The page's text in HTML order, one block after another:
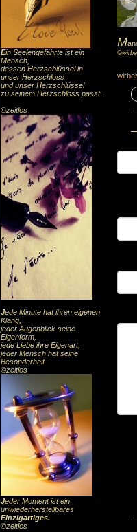
Ein Seelengefährte ist ein
Mensch,
dessen Herzschlüssel in
unser Herzschloss
und unser Herzschlüssel
zu seinem Herzschloss passt.
©zeitlos
Jede Minute hat ihren eigenen
Klang,
jeder Augenblick seine
Eigenform,
jede Liebe ihre Eigenart,
jeder Mensch hat seine
Besonderheit.
©zeitlos
Jeder Moment ist ein
unwiederherstellbares
Einzigartiges.
©zeitlos
M